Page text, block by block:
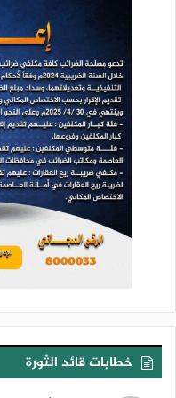
أخرجها الله “سبحانه وتعالى”
بداية ما خلقها الله “سبحانه
مرحلة أن تزهر، أن تثمر،
ناضجة، فيها آيات واسعة
عجيبة من قدرة الله، من
حكمته العجيبة جداً، قدرته
هذه النعمة، وهو يزرع، وهو
منطلقٍ إيماني، فيستفيد
تلبِّي احتياجاً أساسياً له،
وتعالى”.
الواسعة الأصناف والأنواع،
للإنسان، ويصنع الإنسان منها
خطابات قائد الثورة